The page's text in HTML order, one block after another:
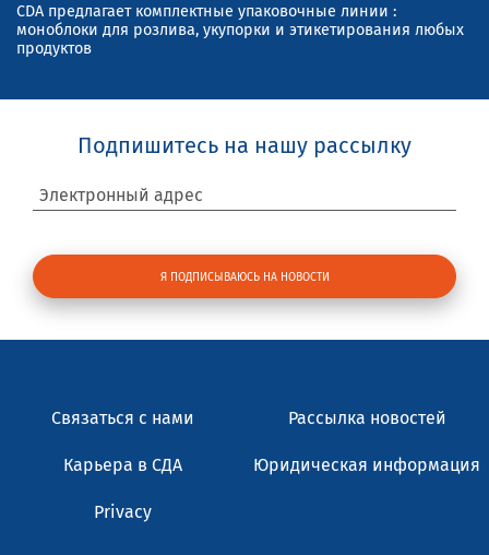
CDA предлагает комплектные упаковочные линии :
моноблоки для розлива, укупорки и этикетирования любых
продуктов
Подпишитесь на нашу рассылку
Электронный адрес
Связаться с нами Рассылка новостей
Карьера в СДА Юридическая информация
Privacy